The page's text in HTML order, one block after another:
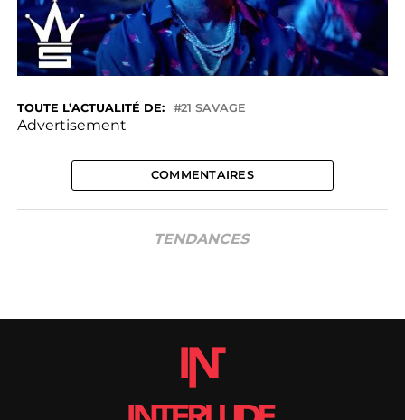
TOUTE L’ACTUALITÉ DE: 21 SAVAGE
Advertisement
COMMENTAIRES
TENDANCES